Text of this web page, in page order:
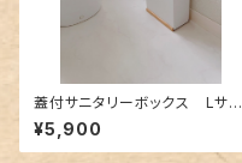
蓋付サニタリーボックス Lサイ
ズ ホワイト（トイレポット・ダス
トボックス）
¥5,900